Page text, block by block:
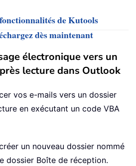
de Kutools
dès maintenant
électronique vers un
lecture dans Outlook
vos e-mails vers un dossier
en exécutant un code VBA
un nouveau dossier nommé
dossier Boîte de réception.